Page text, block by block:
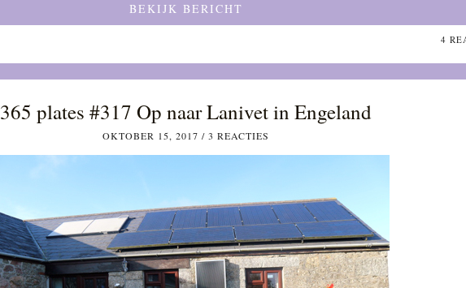
BEKIJK BERICHT
4
365 plates #317 Op naar Lanivet in Engeland
OKTOBER 15, 2017 /3 REACTIES